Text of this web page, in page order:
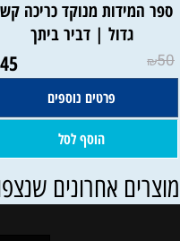
ספר המידות מנוקד כריכה
גדול | דביר ביתך
₪50
45
פרטים נוספים
הוסף לסל
אחרונים שנצפו